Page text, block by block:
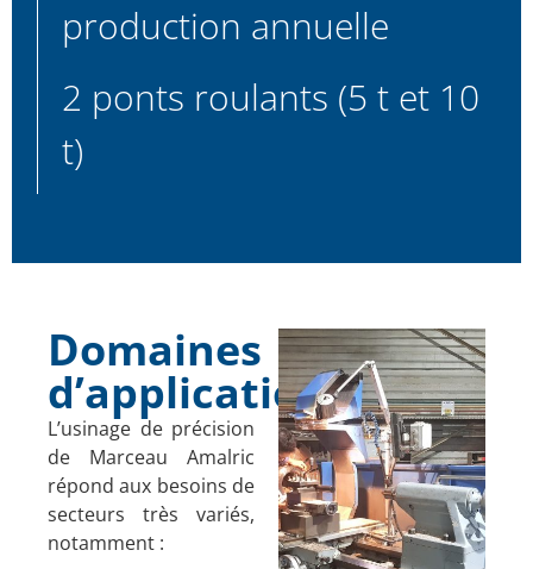
production annuelle
2 ponts roulants (5 t et 10
t)
Domaines
d’application
L’usinage de précision
de Marceau Amalric
répond aux besoins de
secteurs très variés,
notamment :